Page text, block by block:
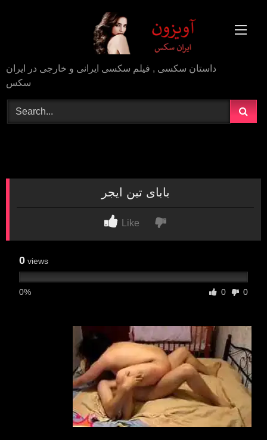
داستان سکسی , فیلم سکسی ایرانی و خارجی در ایران
سکس
بابای تین ایجر
Like
0 views
0% 0 0